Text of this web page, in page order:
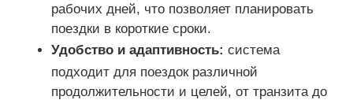
рабочих дней, что позволяет планировать
поездки в короткие сроки.
Удобство и адаптивность: система
подходит для поездок различной
продолжительности и целей, от транзита до